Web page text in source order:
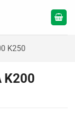
K250
K200